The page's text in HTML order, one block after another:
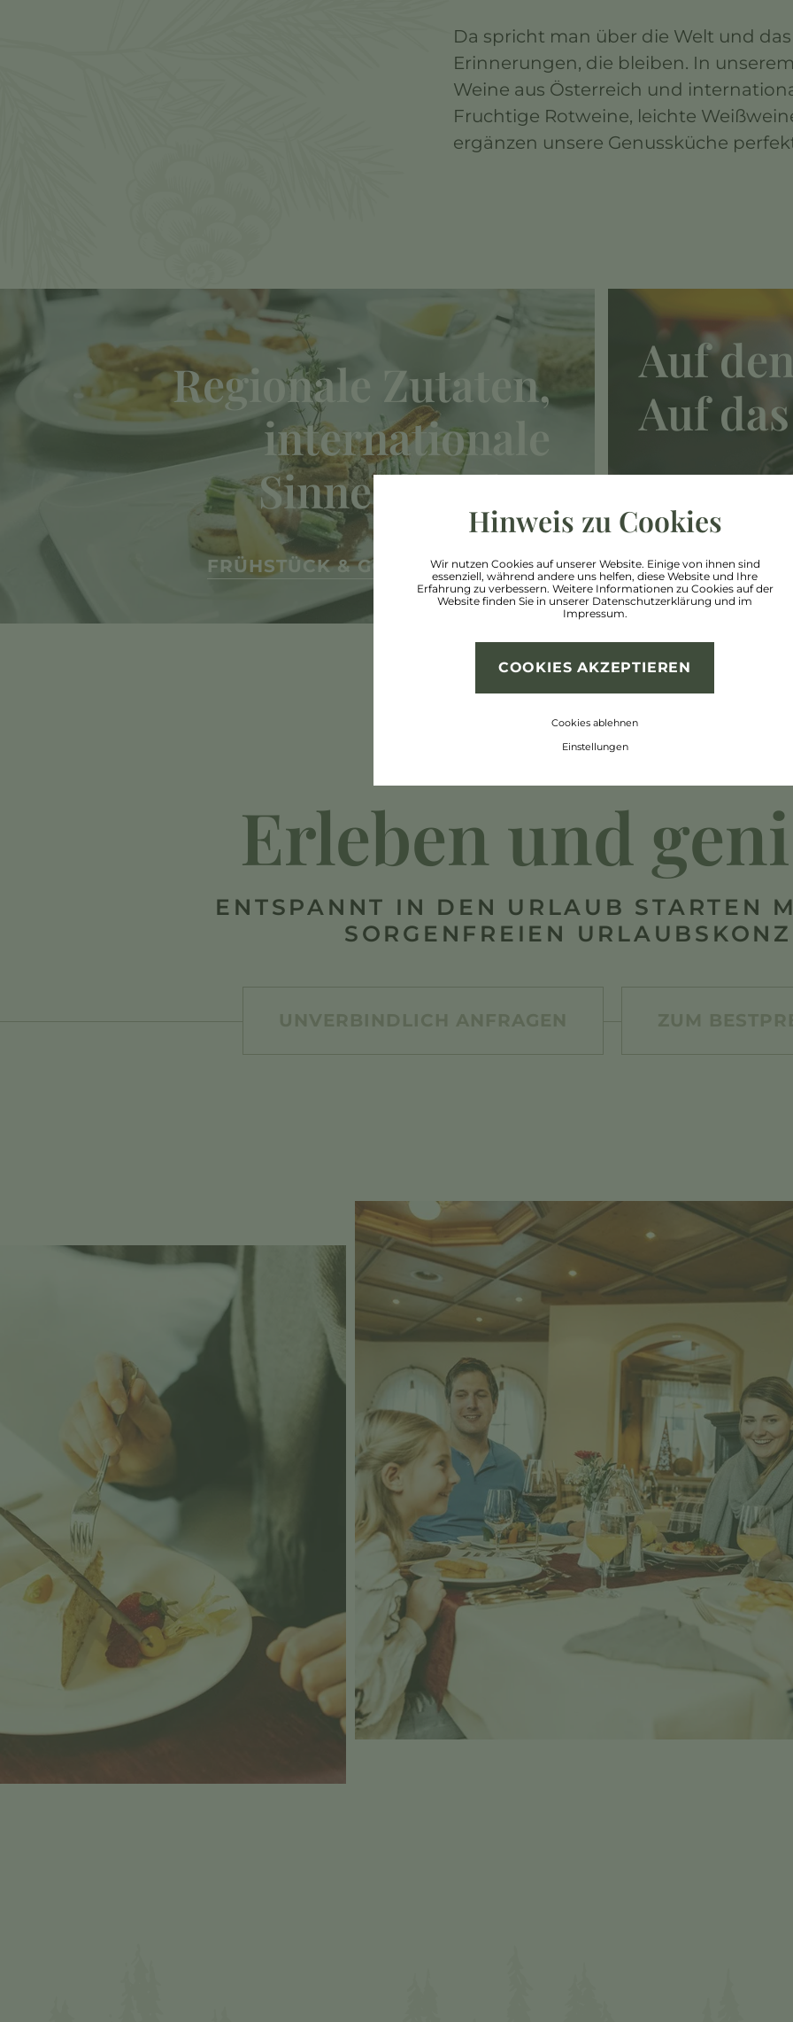
Da spricht man über die Welt und
Erinnerungen, die bleiben. In
Weine aus Österreich und
Fruchtige Rotweine, leichte
ergänzen unsere Genussküche
Regionale Zutaten,
internationale
Sinnesfreuden
FRÜHSTÜCK & GOURMETPENSION
Auf
Auf
Erleben und
ENTSPANNT IN DEN URLAUB STARTEN
SORGENFREIEN
UNVERBINDLICH ANFRAGEN ZUM
Hinweis zu Cookies
Wir nutzen Cookies auf unserer Website. Einige von ihnen sind
essenziell, während andere uns helfen, diese Website und Ihre
Erfahrung zu verbessern. Weitere Informationen zu Cookies auf der
Website finden Sie in unserer Datenschutzerklärung und im
Impressum.
COOKIES AKZEPTIEREN
Cookies ablehnen
Einstellungen